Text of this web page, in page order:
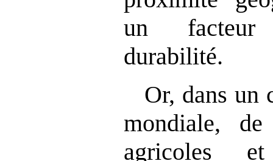
un facteur
durabilité.
Or, dans un
mondiale,
agricoles